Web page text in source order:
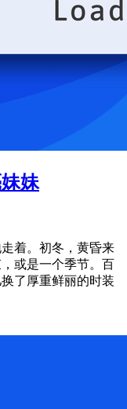
妹
着。初冬，黄昏来
或是一个季节。百
了厚重鲜丽的时装